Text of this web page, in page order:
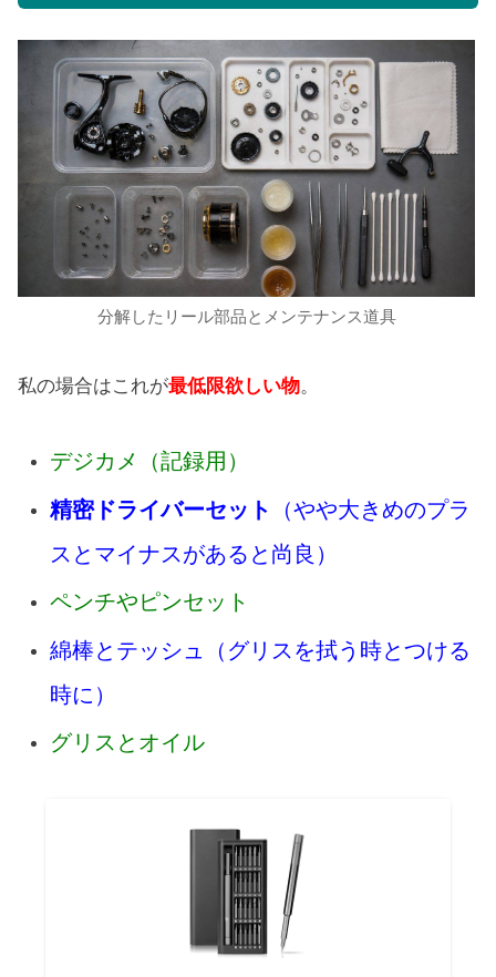
分解したリール部品とメンテナンス道具
私の場合はこれが最低限欲しい物。
デジカメ（記録用）
精密ドライバーセット
（やや大きめのプラ
スとマイナスがあると尚良）
ペンチやピンセット
綿棒とテッシュ（グリスを拭う時とつける
時に）
グリスとオイル